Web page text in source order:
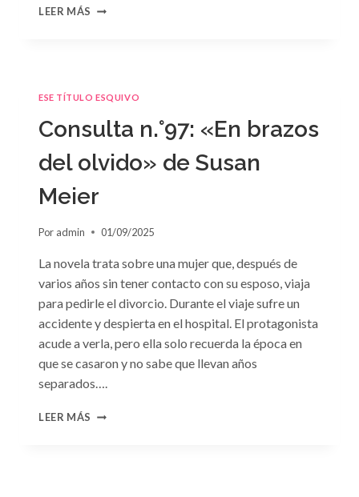
LEER MÁS CONSULTA
NEGOCIOS»
SARA
CRAVEN
ESE TÍTULO ESQUIVO
Consulta n.°97: «En brazos
del olvido» de Susan
Meier
Por admin 01/09/2025
La novela trata sobre una mujer que, después de
varios años sin tener contacto con su esposo, viaja
para pedirle el divorcio. Durante el viaje sufre un
accidente y despierta en el hospital. El protagonista
acude a verla, pero ella solo recuerda la época en
que se casaron y no sabe que llevan años
separados….
LEER MÁS CONSULTA